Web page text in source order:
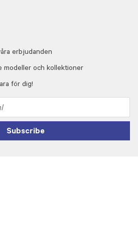
erbjudanden
modeller och kollektioner
för dig!
Subscribe